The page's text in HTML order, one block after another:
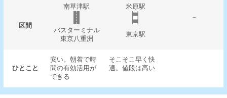
区間
南草津駅
米原駅
－
バスターミナル
東京八重洲
東京駅
ひとこと
安い。朝着で時
間の有効活用が
できる
そこそこ早く快
適。値段は高い